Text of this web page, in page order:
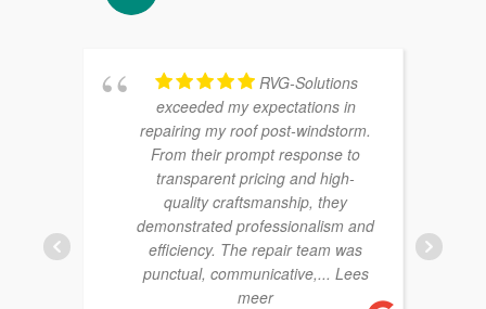
RVG-Solutions
exceeded my expectations in
repairing my roof post-windstorm.
From their prompt response to
transparent pricing and high-
quality craftsmanship, they
demonstrated professionalism and
efficiency. The repair team was
punctual, communicative,... Lees
meer